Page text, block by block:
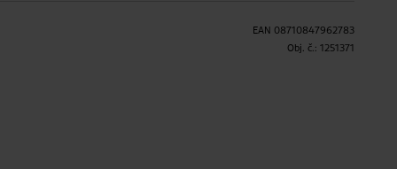
EAN 08710847962783
Obj. č.: 1251371